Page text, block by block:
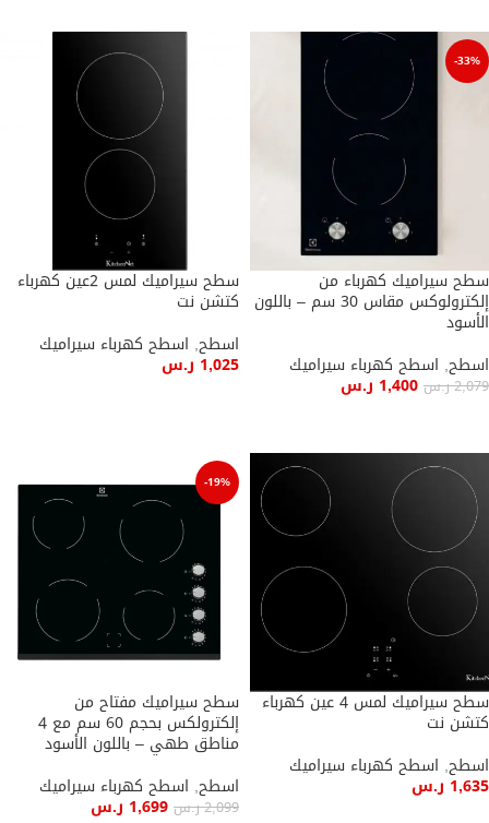
-33%
سطح سيراميك كهرباء من
إلكترولوكس مقاس 30 سم – باللون
الأسود
اسطح, اسطح كهرباء سيراميك
2,079ر.س 1,400 ر.س
سطح سيراميك لمس 2عين كهرباء
كتشن نت
اسطح, اسطح كهرباء سيراميك
1,025 ر.س
سطح سيراميك لمس 4 عين كهرباء
كتشن نت
اسطح, اسطح كهرباء سيراميك
1,635 ر.س
-19%
سطح سيراميك مفتاح من
إلكترولكس بحجم 60 سم مع 4
مناطق طهي – باللون الأسود
اسطح, اسطح كهرباء سيراميك
2,099ر.س 1,699 ر.س